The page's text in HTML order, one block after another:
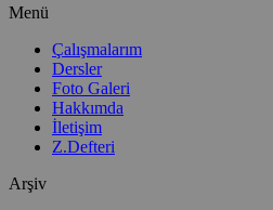
Menü
Çalışmalarım
Dersler
Foto Galeri
Hakkımda
İletişim
Z.Defteri
Arşiv